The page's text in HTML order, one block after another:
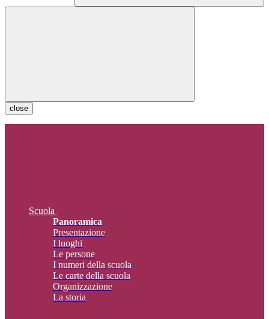
close
Scuola
Panoramica
Presentazione
I luoghi
Le persone
I numeri della scuola
Le carte della scuola
Organizzazione
La storia